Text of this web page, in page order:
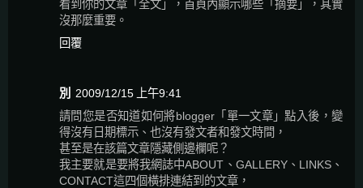
看到你的文章「全文」，首頁內顯示哪些「摘要」，其實
沒那麼重要。
回覆
別
2009/12/15 上午9:41
請問您是否知道如何將blogger「單一文章」點入後，變
得沒有日期標示、也沒有發文者和發文時間，
甚至是在該篇文章隱藏側邊欄呢？
我主要就是要將我網誌中ABOUT、GALLERY、LINKS、
CONTACT這四個橫排連結到的文章，